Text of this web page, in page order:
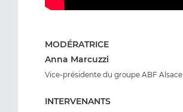
MODÉRATRICE
Anna Marcuzzi
Vice-présidente du groupe ABF Alsace
INTERVENANTS